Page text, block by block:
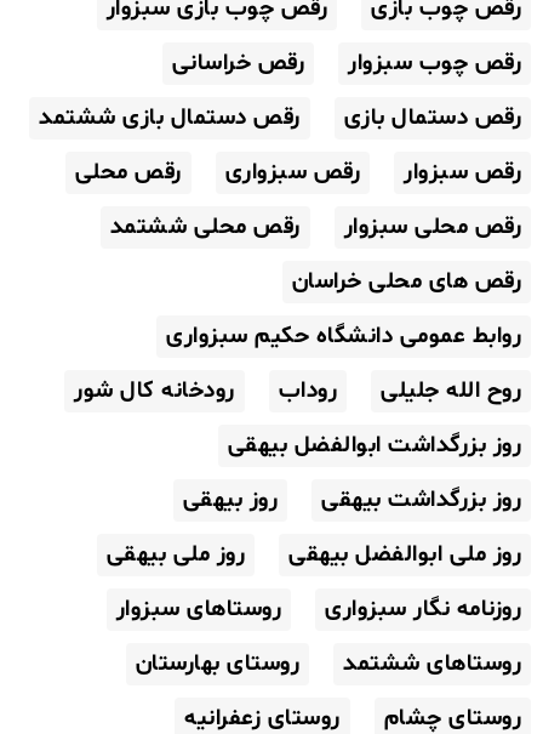
رقص چوب بازی
رقص چوب بازی سبزوار
رقص چوب سبزوار
رقص خراسانی
رقص دستمال بازی
رقص دستمال بازی ششتمد
رقص سبزوار
رقص سبزواری
رقص محلی
رقص محلی سبزوار
رقص محلی ششتمد
رقص های محلی خراسان
روابط عمومی دانشگاه حکیم سبزواری
روح الله جلیلی
روداب
رودخانه کال شور
روز بزرگداشت ابوالفضل بیهقی
روز بزرگداشت بیهقی
روز بیهقی
روز ملی ابوالفضل بیهقی
روز ملی بیهقی
روزنامه نگار سبزواری
روستاهای سبزوار
روستاهای ششتمد
روستای بهارستان
روستای چشام
روستای زعفرانیه